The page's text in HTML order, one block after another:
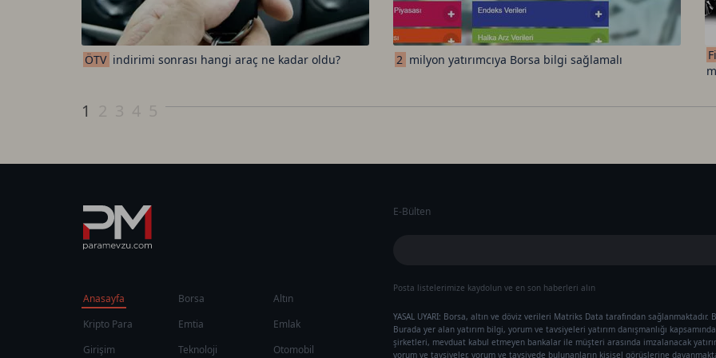
ÖTV indirimi sonrası hangi araç ne kadar oldu? 2 milyon yatırımcıya Borsa bilgi sağlamalı
1
Anasayfa Borsa
Altın
Kripto Para
Emtia
Emlak
Girişim
Teknoloji Otomobil
E-Bülten
Posta listelerimize kaydolun ve en son haberleri alın
YASAL UYARI: Borsa, altın ve döviz verileri Matriks Data tarafından
Burada yer alan yatırım bilgi, yorum ve tavsiyeleri yatırım danışmanlığı
şirketleri, mevduat kabul etmeyen bankalar ile müşteri arasında imzalanacak
yorum ve tavsiyeler, yorum ve tavsiyede bulunanların kişisel görüşlerine